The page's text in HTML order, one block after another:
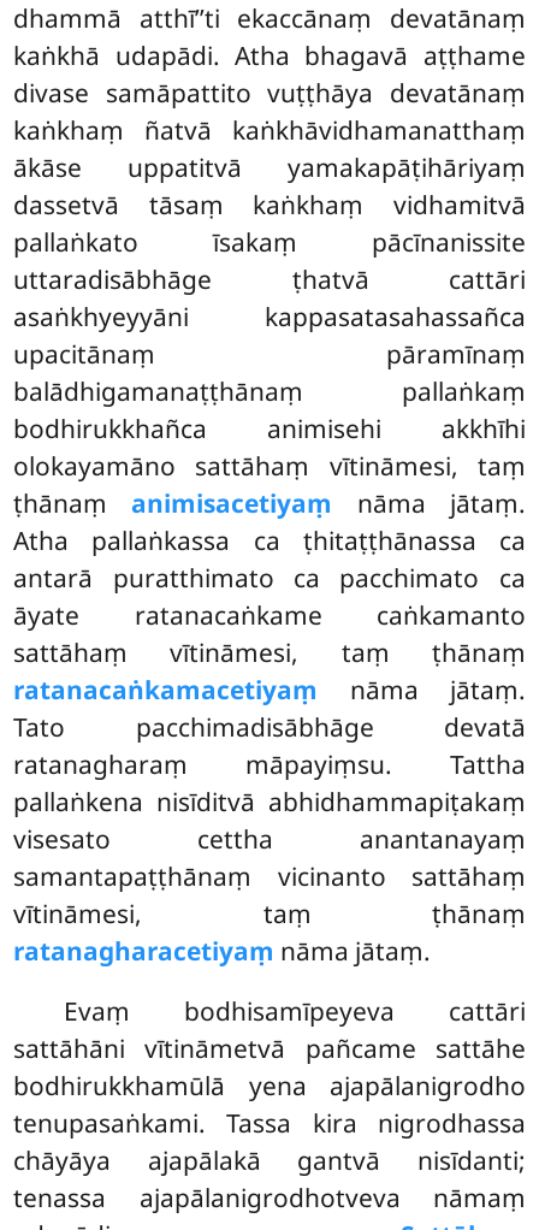
dhammā atthī’’ti ekaccānaṃ devatānaṃ
kaṅkhā udapādi. Atha bhagavā aṭṭhame
divase samāpattito vuṭṭhāya devatānaṃ
kaṅkhaṃ ñatvā kaṅkhāvidhamanatthaṃ
ākāse uppatitvā yamakapāṭihāriyaṃ
dassetvā tāsaṃ kaṅkhaṃ vidhamitvā
pallaṅkato īsakaṃ pācīnanissite
uttaradisābhāge ṭhatvā cattāri
asaṅkhyeyyāni kappasatasahassañca
upacitānaṃ pāramīnaṃ
balādhigamanaṭṭhānaṃ pallaṅkaṃ
bodhirukkhañca animisehi akkhīhi
olokayamāno sattāhaṃ vītināmesi, taṃ
ṭhānaṃ animisacetiyaṃ nāma jātaṃ.
Atha pallaṅkassa ca ṭhitaṭṭhānassa ca
antarā puratthimato ca pacchimato ca
āyate ratanacaṅkame caṅkamanto
sattāhaṃ vītināmesi, taṃ ṭhānaṃ
ratanacaṅkamacetiyaṃ nāma jātaṃ.
Tato pacchimadisābhāge devatā
ratanagharaṃ māpayiṃsu. Tattha
pallaṅkena nisīditvā abhidhammapiṭakaṃ
visesato cettha anantanayaṃ
samantapaṭṭhānaṃ vicinanto sattāhaṃ
vītināmesi, taṃ ṭhānaṃ
ratanagharacetiyaṃ nāma jātaṃ.
Evaṃ bodhisamīpeyeva cattāri
sattāhāni vītināmetvā pañcame sattāhe
bodhirukkhamūlā yena ajapālanigrodho
tenupasaṅkami. Tassa kira nigrodhassa
chāyāya ajapālakā gantvā nisīdanti;
tenassa ajapālanigrodhotveva nāmaṃ